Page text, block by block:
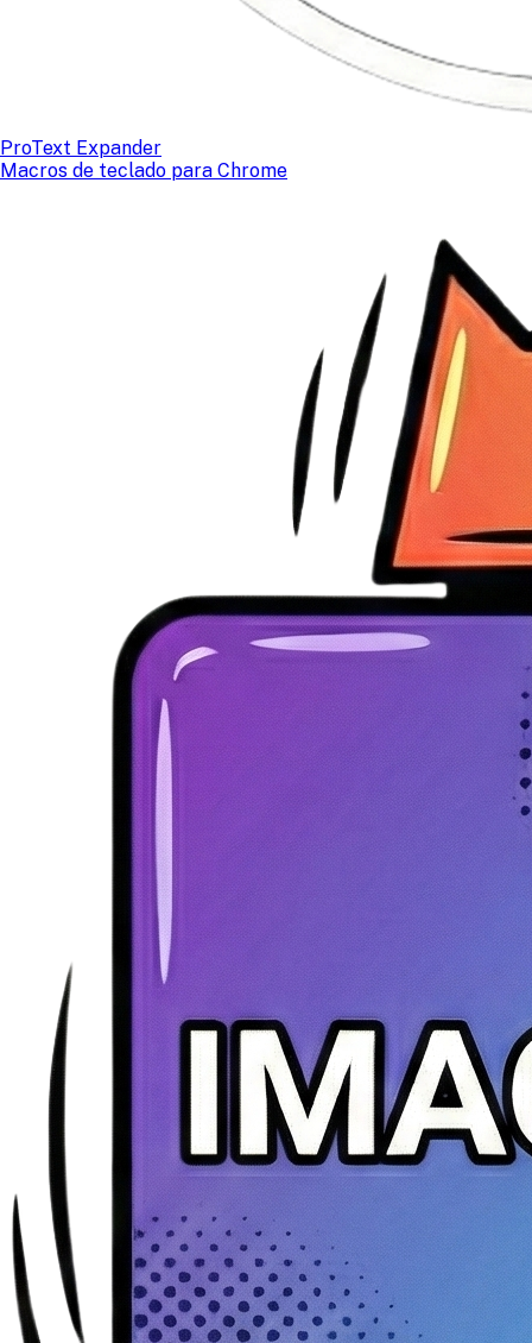
ProText Expander
Macros de teclado para Chrome